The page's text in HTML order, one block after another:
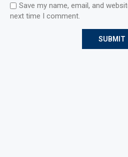
Save my name, email, and
next time I comment.